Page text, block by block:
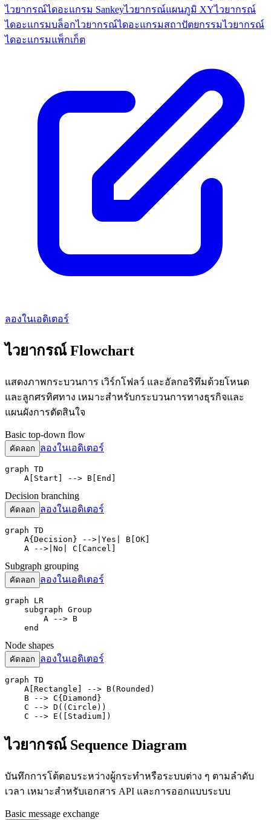
ไวยากรณ์ไดอะแกรม Sankeyไวยากรณ์แผนภูมิ XYไวยากรณ์
ไดอะแกรมบล็อกไวยากรณ์ไดอะแกรมสถาปัตยกรรมไวยากรณ์
ไดอะแกรมแพ็กเก็ต
ลองในเอดิเตอร์
ไวยากรณ์ Flowchart
แสดงภาพกระบวนการ เวิร์กโฟลว์ และอัลกอริทึมด้วยโหนด
และลูกศรทิศทาง เหมาะสำหรับกระบวนการทางธุรกิจและ
แผนผังการตัดสินใจ
Basic top-down flow
คัดลอก ลองในเอดิเตอร์
graph TD
    A[Start] --> B[End]
Decision branching
คัดลอก ลองในเอดิเตอร์
graph TD
    A{Decision} -->|Yes| B[OK]
    A -->|No| C[Cancel]
Subgraph grouping
คัดลอก ลองในเอดิเตอร์
graph LR
    subgraph Group
        A --> B
    end
Node shapes
คัดลอก ลองในเอดิเตอร์
graph TD
    A[Rectangle] --> B(Rounded)
    B --> C{Diamond}
    C --> D((Circle))
    C --> E([Stadium])
ไวยากรณ์ Sequence Diagram
บันทึกการโต้ตอบระหว่างผู้กระทำหรือระบบต่าง ๆ ตามลำดับ
เวลา เหมาะสำหรับเอกสาร API และการออกแบบระบบ
Basic message exchange